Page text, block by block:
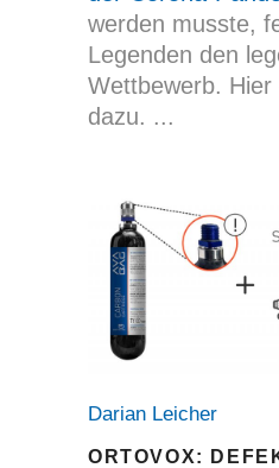
werden musste,
Legenden den
Wettbewerb. Hier
dazu.
Darian Leicher
ORTOVOX: